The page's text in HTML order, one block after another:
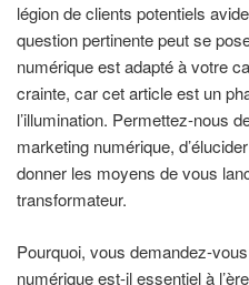
légion de clients potentiels
question pertinente peut se
numérique est adapté à votre
crainte, car cet article est un
l’illumination. Permettez-nous
marketing numérique,
donner les moyens de vous
transformateur.
Pourquoi, vous demandez-
numérique est-il essentiel à